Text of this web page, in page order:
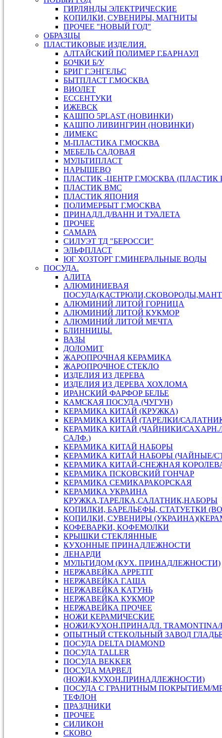
ГИРЛЯНДЫ ЭЛЕКТРИЧЕСКИЕ
КОПИЛКИ, СУВЕНИРЫ, МАГНИТЫ
ПРОЧЕЕ "НОВЫЙ ГОД"
ОБРАЗЦЫ
ПЛАСТИКОВЫЕ ИЗДЕЛИЯ.
АЛТАЙСКИЙ ПОЛИМЕР Г.БАРНАУЛ
БОЧКИ Б/У
БРИГ Г.ЭНГЕЛЬС
БЫТПЛАСТ Г.МОСКВА
ВИОЛЕТ
ЕССЕНТУКИ
ИЖЕВСК
КАШПО 5PLAST (НОВИНКИ)
КАШПО ЛИВИНГРИН (НОВИНКИ)
ЛИМЕКС
М-ПЛАСТИКА Г.МОСКВА
МЕБЕЛЬ САДОВАЯ
МУЛЬТИПЛАСТ
НАРЫШЕВО
ПЛАСТИК -ЦЕНТР Г.МОСКВА (ПЛАСТИК
ПЛАСТИК ВМС
ПЛАСТИК ЯПОНИЯ
ПОЛИМЕРБЫТ Г.МОСКВА
ПРИНАДЛ.Д/ВАНН И ТУАЛЕТА
ПРОЧЕЕ
САМАРА
СИЛУЭТ ТД "БЕРОССИ"
ЭЛЬФПЛАСТ
ЮГ ХОЗТОРГ Г.МИНЕРАЛЬНЫЕ ВОДЫ
ПОСУДА.
АЛИТА
АЛЮМИНИЕВАЯ
АЛЮМИНИЙ ЛИТОЙ ГОРНИЦА
АЛЮМИНИЙ ЛИТОЙ КУКМОР
АЛЮМИНИЙ ЛИТОЙ МЕЧТА
БЛИННИЦЫ.
ВАЗЫ
ДОЛОМИТ
ЖАРОПРОЧНАЯ КЕРАМИКА
ЖАРОПРОЧНОЕ СТЕКЛО
ИЗДЕЛИЯ ИЗ ДЕРЕВА
ИЗДЕЛИЯ ИЗ ДЕРЕВА ХОХЛОМА
ИРАНСКИЙ ФАРФОР БЕЛЬЕ
КАМСКАЯ ПОСУДА (ЧУГУН)
КЕРАМИКА КИТАЙ (КРУЖКА)
КЕРАМИКА КИТАЙ (ТАРЕЛКИ/
КЕРАМИКА КИТАЙ (ЧАЙНИКИ/
САЛФ.)
КЕРАМИКА КИТАЙ НАБОРЫ
КЕРАМИКА КИТАЙ НАБОРЫ (ЧАЙНЫЕ/
КЕРАМИКА КИТАЙ-СНЕЖНАЯ
КЕРАМИКА ПСКОВСКИЙ ГОНЧАР
КЕРАМИКА СЕМИКАРАКОРСКАЯ
КЕРАМИКА УКРАИНА
КРУЖКА,ТАРЕЛКА,САЛАТНИК,НАБОРЫ
КОПИЛКИ, БАРЕЛЬЕФЫ, СТАТУЕТКИ
КОПИЛКИ, СУВЕНИРЫ
КОФЕВАРКИ, КОФЕМОЛКИ
КРЫШКИ СТЕКЛЯННЫЕ
КУХОННЫЕ ПРИНАДЛЕЖНОСТИ
ЛЕНАРДИ
МУЛЬТИДОМ (КУХ. ПРИНАДЛЕЖНОСТИ)
НЕРЖАВЕЙКА APPETIT
НЕРЖАВЕЙКА Г.АША
НЕРЖАВЕЙКА КАТУНЬ
НЕРЖАВЕЙКА КУКМОР
НЕРЖАВЕЙКА ПРОЧЕЕ
НОЖИ КЕРАМИЧЕСКИЕ
НОЖИ/КУХОН.ПРИНАДЛ.
ОПЫТНЫЙ СТЕКОЛЬНЫЙ ЗАВОД
ПОСУДА DELTA DIAMOND
ПОСУДА TALLER
ПОСУДА ВEKKER
ПОСУДА МАРВЕЛ
(НОЖИ,КУХОН.ПРИНАДЛЕЖНОСТИ)
ПОСУДА С ГРАНИТНЫМ ПОКРЫТИЕМ/
ТЕФЛОН
ПРАЗДНИКИ
ПРОЧЕЕ
СИЛИКОН
СКОВО